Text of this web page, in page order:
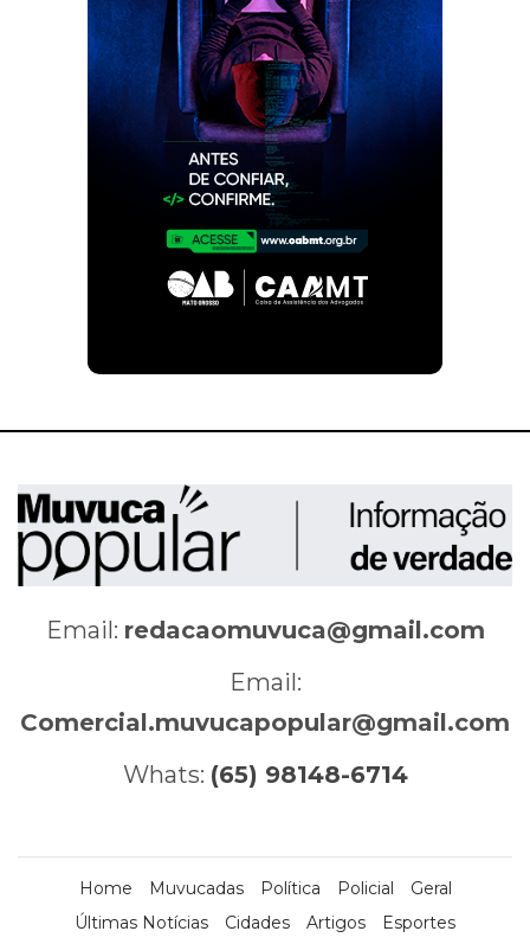
Email: redacaomuvuca@gmail.com
Email:
Comercial.muvucapopular@gmail.com
Whats: (65) 98148-6714
Home Muvucadas Política Policial
Geral
Últimas Notícias
Cidades Artigos Esportes